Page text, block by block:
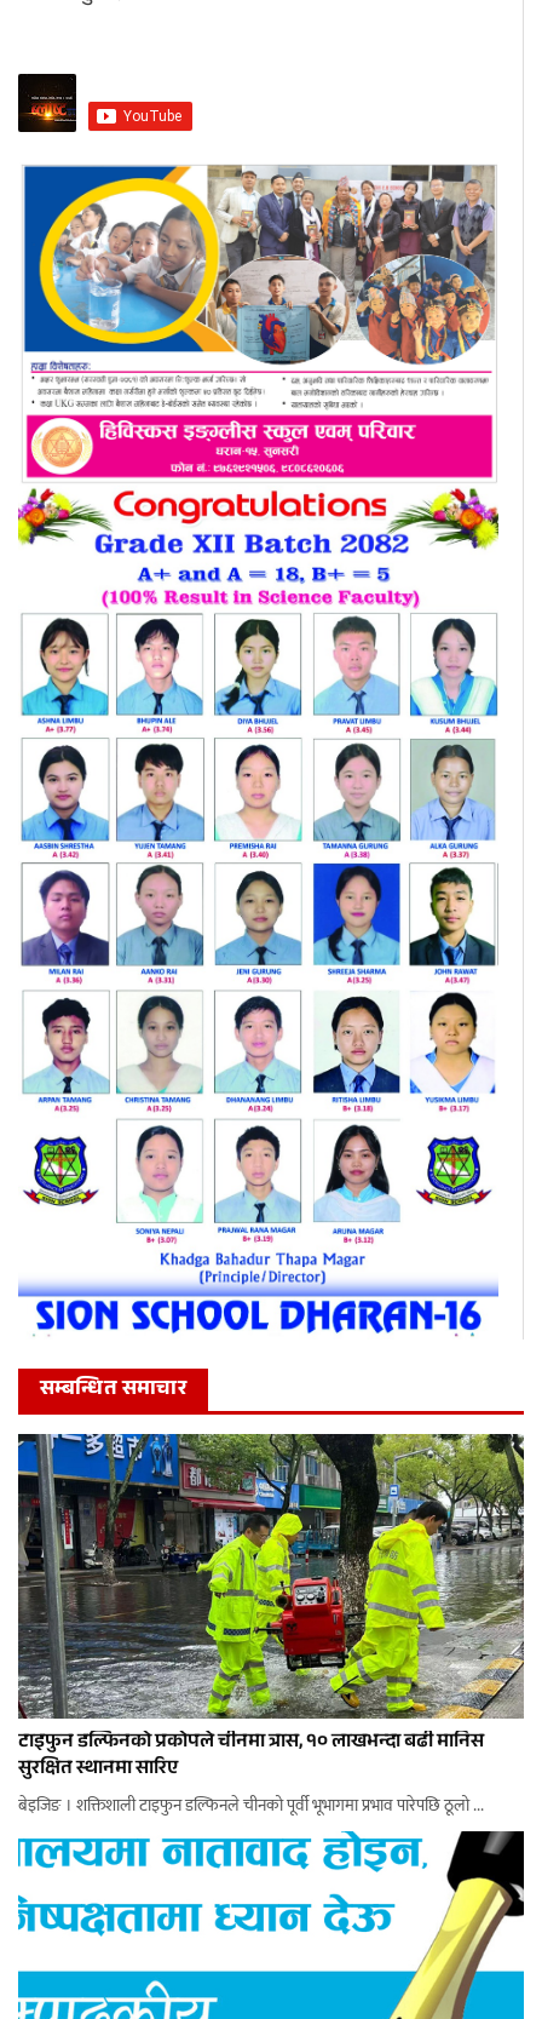
सम्बन्धित समाचार
टाइफुन डल्फिनको प्रकोपले चीनमा त्रास, १० लाखभन्दा बढी मानिस
सुरक्षित स्थानमा सारिए
बेइजिङ । शक्तिशाली टाइफुन डल्फिनले चीनको पूर्वी भूभागमा प्रभाव पारेपछि ठूलो ...